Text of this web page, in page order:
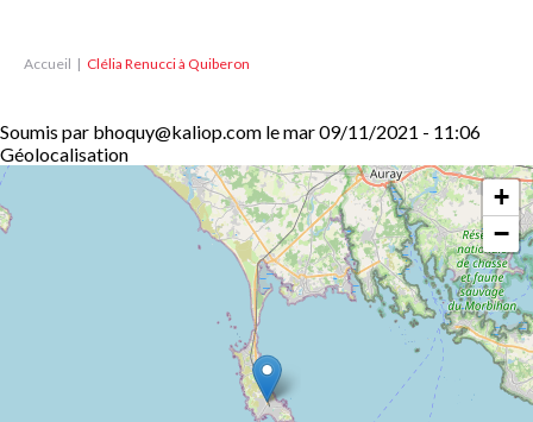
Accueil Clélia Renucci à Quiberon
Soumis par bhoquy@kaliop.com lemar 09/11/2021 - 11:06
Géolocalisation
+
−